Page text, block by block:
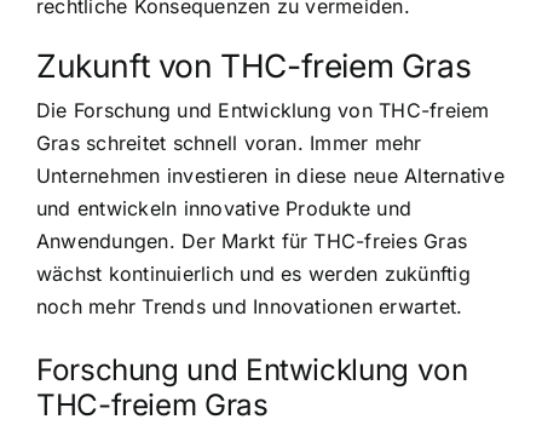
rechtliche Konsequenzen zu vermeiden.
Zukunft von THC-freiem Gras
Die Forschung und Entwicklung von THC-freiem
Gras schreitet schnell voran. Immer mehr
Unternehmen investieren in diese neue Alternative
und entwickeln innovative Produkte und
Anwendungen. Der Markt für THC-freies Gras
wächst kontinuierlich und es werden zukünftig
noch mehr Trends und Innovationen erwartet.
Forschung und Entwicklung von
THC-freiem Gras